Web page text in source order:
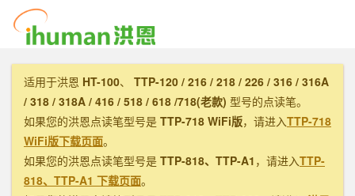
适用于洪恩 HT-100、 TTP-120 / 216 / 218 / 226 / 316 / 316A
/ 318 / 318A / 416 / 518 / 618 /718(老款) 型号的点读笔。
如果您的洪恩点读笔型号是 TTP-718 WiFi版，请进入TTP-718
WiFi版下载页面。
如果您的洪恩点读笔型号是 TTP-818、TTP-A1 ，请进入TTP-
818、TTP-A1 下载页面。